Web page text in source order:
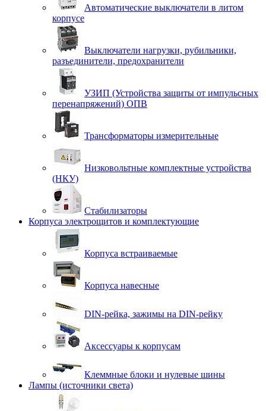
Автоматические выключатели в литом
корпусе
Выключатели нагрузки, рубильники,
разъединители, предохранители
УЗИП (Устройства защиты от импульсных
перенапряжений) ОПВ
Трансформаторы измерительные
Низковольтные комплектные устройства
(НКУ)
Стабилизаторы
Корпуса электрощитов и комплектующие
Корпуса встраиваемые
Корпуса навесные
DIN-рейка, зажимы на DIN-рейку
Аксессуары к корпусам
Клеммные блоки и нулевые шины
Лампы (источники света)